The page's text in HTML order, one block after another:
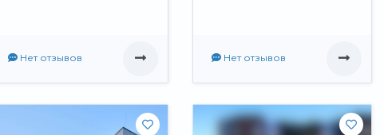
Нет отзывов Нет отзывов